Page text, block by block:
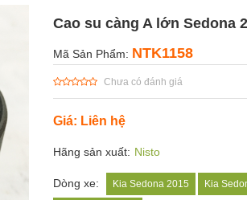
Cao su càng A lớn Sedona
Mã Sản Phẩm: NTK1158
Chưa có đánh giá
Giá: Liên hệ
Hãng sản xuất: Nisto
Dòng xe: Kia Sedona 2015 Kia